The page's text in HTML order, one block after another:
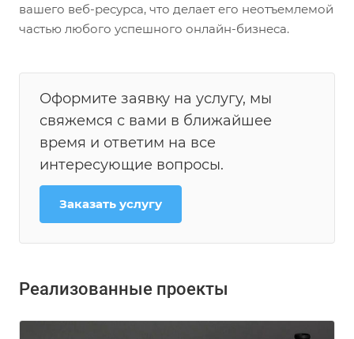
вашего веб-ресурса, что делает его неотъемлемой
частью любого успешного онлайн-бизнеса.
Оформите заявку на услугу, мы
свяжемся с вами в ближайшее
время и ответим на все
интересующие вопросы.
Заказать услугу
Реализованные проекты